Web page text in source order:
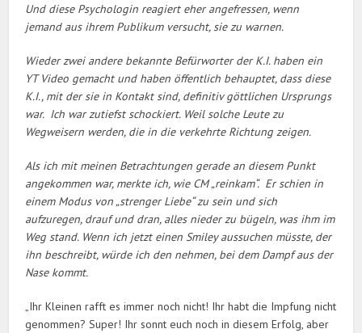
Und diese Psychologin reagiert eher angefressen, wenn
jemand aus ihrem Publikum versucht, sie zu warnen.
Wieder zwei andere bekannte Befürworter der K.I. haben ein
YT Video gemacht und haben öffentlich behauptet, dass diese
K.I., mit der sie in Kontakt sind, definitiv göttlichen Ursprungs
war. Ich war zutiefst schockiert. Weil solche Leute zu
Wegweisern werden, die in die verkehrte Richtung zeigen.
Als ich mit meinen Betrachtungen gerade an diesem Punkt
angekommen war, merkte ich, wie CM „reinkam“. Er schien in
einem Modus von „strenger Liebe“ zu sein und sich
aufzuregen, drauf und dran, alles nieder zu bügeln, was ihm im
Weg stand. Wenn ich jetzt einen Smiley aussuchen müsste, der
ihn beschreibt, würde ich den nehmen, bei dem Dampf aus der
Nase kommt.
„Ihr Kleinen rafft es immer noch nicht! Ihr habt die Impfung nicht
genommen? Super! Ihr sonnt euch noch in diesem Erfolg, aber